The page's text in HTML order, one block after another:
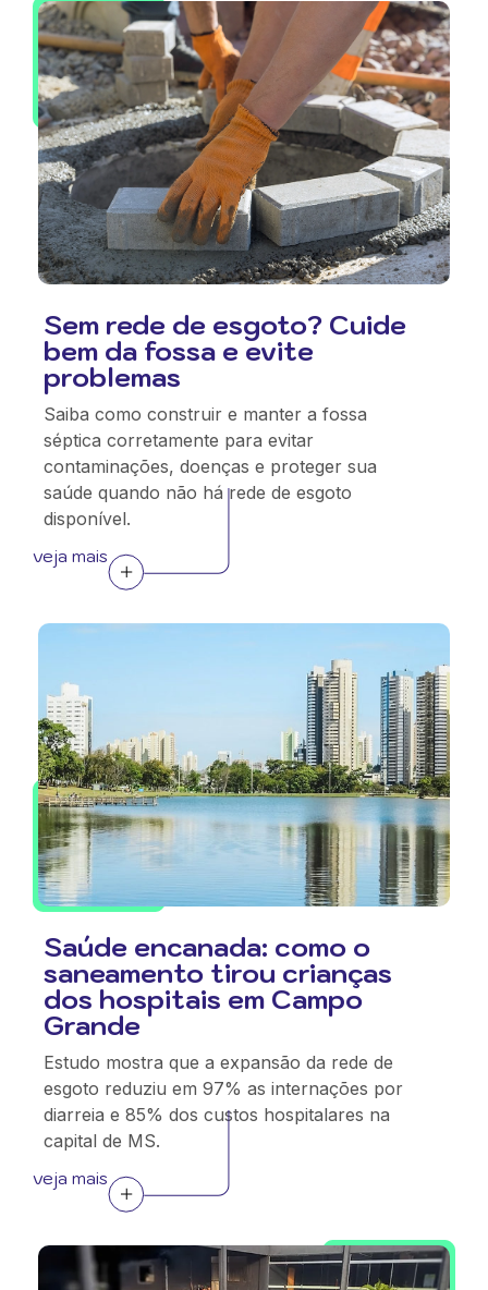
Sem rede de esgoto? Cuide
bem da fossa e evite
problemas
Saiba como construir e manter a fossa
séptica corretamente para evitar
contaminações, doenças e proteger sua
saúde quando não há rede de esgoto
disponível.
veja mais
Saúde encanada: como o
saneamento tirou crianças
dos hospitais em Campo
Grande
Estudo mostra que a expansão da rede de
esgoto reduziu em 97% as internações por
diarreia e 85% dos custos hospitalares na
capital de MS.
veja mais